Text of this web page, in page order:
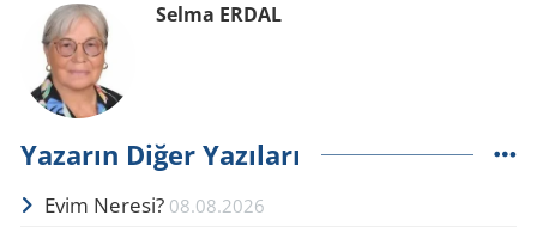
Selma ERDAL
Yazarın Diğer Yazıları
Evim Neresi? 08.08.2026